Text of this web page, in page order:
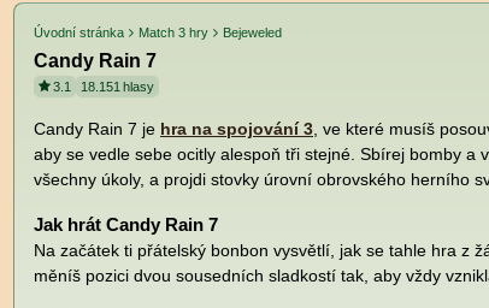
Úvodní stránka Match 3 hry Bejeweled
Candy Rain 7
3.1 18.151 hlasy
Candy Rain 7 je hra na spojování 3 , ve které musíš
aby se vedle sebe ocitly alespoň tři stejné. Sbírej bomby a
všechny úkoly, a projdi stovky úrovní obrovského herního
Jak hrát Candy Rain 7
Na začátek ti přátelský bonbon vysvětlí, jak se tahle hra z
měníš pozici dvou sousedních sladkostí tak, aby vždy